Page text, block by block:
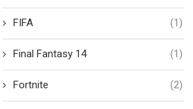
FIFA (1)
Final Fantasy 14 (1)
Fortnite (2)